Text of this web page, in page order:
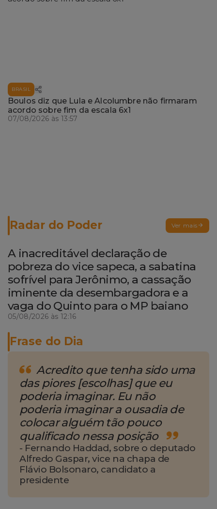
BRASIL
Boulos diz que Lula e Alcolumbre não firmaram
acordo sobre fim da escala 6x1
07/08/2026 às 13:57
Radar do Poder Ver mais
A inacreditável declaração de
pobreza do vice sapeca, a sabatina
sofrível para Jerônimo, a cassação
iminente da desembargadora e a
vaga do Quinto para o MP baiano
05/08/2026 às 12:16
Frase do Dia
Acredito que tenha sido uma
das piores [escolhas] que eu
poderia imaginar. Eu não
poderia imaginar a ousadia de
colocar alguém tão pouco
qualificado nessa posição
- Fernando Haddad, sobre o deputado
Alfredo Gaspar, vice na chapa de
Flávio Bolsonaro, candidato a
presidente